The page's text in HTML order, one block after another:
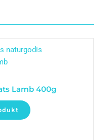
Lamb 400g